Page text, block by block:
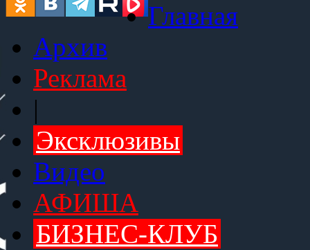
Главная
Архив
Реклама
|
Эксклюзивы
Видео
АФИША
БИЗНЕС-КЛУБ